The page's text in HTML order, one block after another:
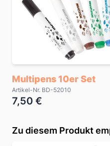
Multipens 10er Set
Artikel-Nr. BD-52010
7,50 €
Zu diesem Produkt